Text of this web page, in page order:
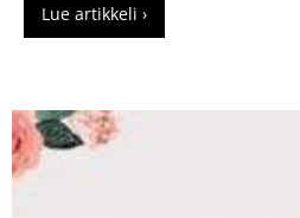
Lue artikkeli ›